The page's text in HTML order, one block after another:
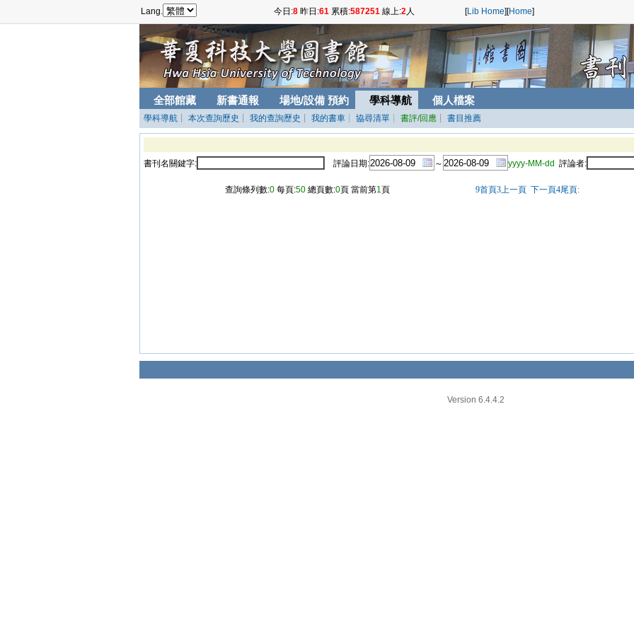
Lang. 今日:8 昨日:61 累積:587251 線上:2人 [Lib Home] [Home]
全部館藏 新書通報 場地/設備 預約 學科導航 個人檔案
學科導航 ┊ 本次查詢歷史 ┊ 我的查詢歷史 ┊ 我的書車 ┊ 協尋清單 ┊ 書評/回應 ┊ 書目推薦
書刊名關鍵字: 評論日期: ～ yyyy-MM-dd 評論者:
查詢條列數:0 每頁:50 總頁數:0頁 當前第1頁 9首頁3上一頁 下一頁4尾頁:
Version 6.4.4.2